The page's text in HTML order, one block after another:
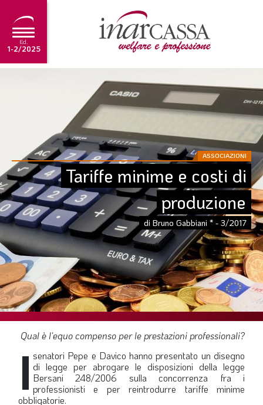
Ed.
1-2/2025
SCADENZARIO
ARCHIVIO
Ultima edizione
1-2/2025
SOMMARIO
EDITORIALE
PREVIDENZA
FOCUS
PROFESSIONE
TERZA PAGINA
LE FOTO DEL FIL ROUGE
ASSOCIAZIONI
Tariffe minime e costi di
produzione
di Bruno Gabbiani * - 3/2017
Qual è l'equo compenso per le prestazioni professionali?
I senatori Pepe e Davico hanno presentato un disegno
di legge per abrogare le disposizioni della legge
Bersani 248/2006 sulla concorrenza fra i
professionisti e per reintrodurre tariffe minime
obbligatorie.